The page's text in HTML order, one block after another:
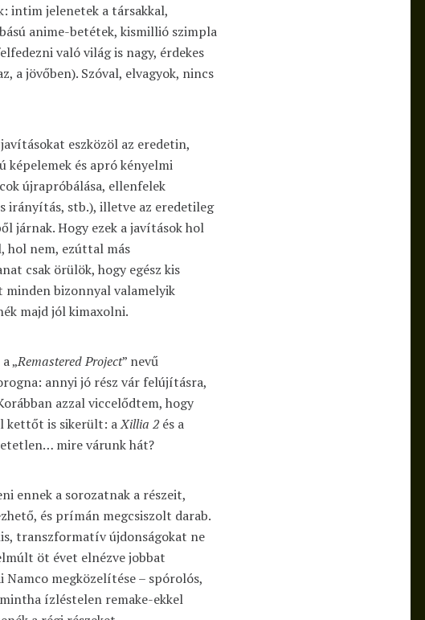
intim jelenetek a társakkal,
anime-betétek, kismillió szimpla
való világ is nagy, érdekes
a jövőben). Szóval, elvagyok, nincs
eszközöl az eredetin,
képelemek és apró kényelmi
újrapróbálása, ellenfelek
irányítás, stb.), illetve az eredetileg
járnak. Hogy ezek a javítások hol
hol nem, ezúttal más
csak örülök, hogy egész kis
minden bizonnyal valamelyik
majd jól kimaxolni.
„Remastered Project” nevű
annyi jó rész vár felújításra,
azzal viccelődtem, hogy
kettőt is sikerült: aXillia 2és a
mire várunk hát?
ennek a sorozatnak a részeit,
és prímán megcsiszolt darab.
transzformatív újdonságokat ne
öt évet elnézve jobbat
Namco megközelítése – spórolós,
ízléstelen remake-ekkel